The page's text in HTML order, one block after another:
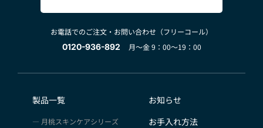
お電話でのご注文・お問い合わせ（フリーコール）
0120-936-892
月～金 9：00～19：00
製品一覧
月桃スキンケアシリーズ
お知らせ
お手入れ方法